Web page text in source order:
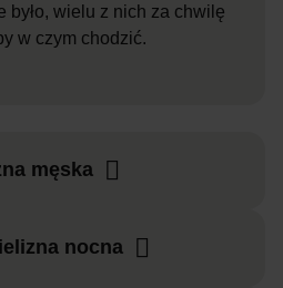
było, wielu z nich za chwilę
w czym chodzić.
męska
nocna